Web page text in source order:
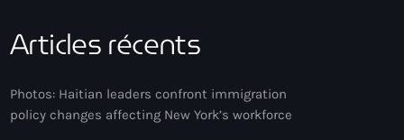
Articles récents
Photos: Haitian leaders confront immigration
policy changes affecting New York’s workforce